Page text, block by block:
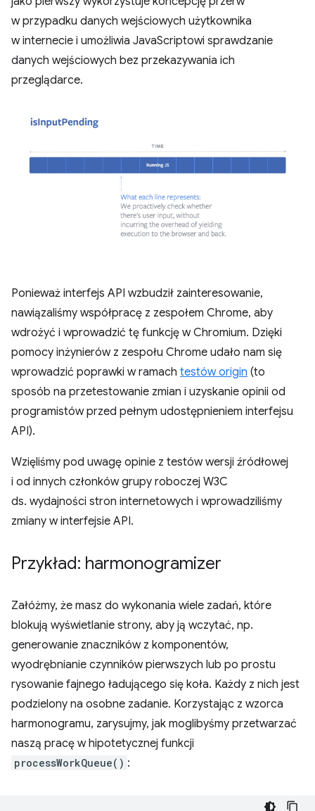
w przypadku danych wejściowych użytkownika
w internecie i umożliwia JavaScriptowi sprawdzanie
danych wejściowych bez przekazywania ich
przeglądarce.
Ponieważ interfejs API wzbudził zainteresowanie,
nawiązaliśmy współpracę z zespołem Chrome, aby
wdrożyć i wprowadzić tę funkcję w Chromium. Dzięki
pomocy inżynierów z zespołu Chrome udało nam się
wprowadzić poprawki w ramach testów origin (to
sposób na przetestowanie zmian i uzyskanie opinii od
programistów przed pełnym udostępnieniem interfejsu
API).
Wzięliśmy pod uwagę opinie z testów wersji źródłowej
i od innych członków grupy roboczej W3C
ds. wydajności stron internetowych i wprowadziliśmy
zmiany w interfejsie API.
Przykład: harmonogramizer
Załóżmy, że masz do wykonania wiele zadań, które
blokują wyświetlanie strony, aby ją wczytać, np.
generowanie znaczników z komponentów,
wyodrębnianie czynników pierwszych lub po prostu
rysowanie fajnego ładującego się koła. Każdy z nich jest
podzielony na osobne zadanie. Korzystając z wzorca
harmonogramu, zarysujmy, jak moglibyśmy przetwarzać
naszą pracę w hipotetycznej funkcji
processWorkQueue() :